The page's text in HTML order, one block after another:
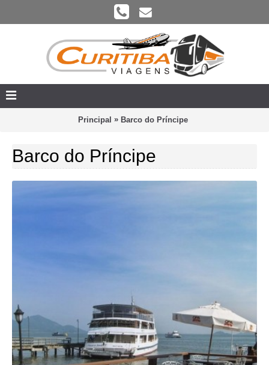
Principal » Barco do Príncipe
Barco do Príncipe